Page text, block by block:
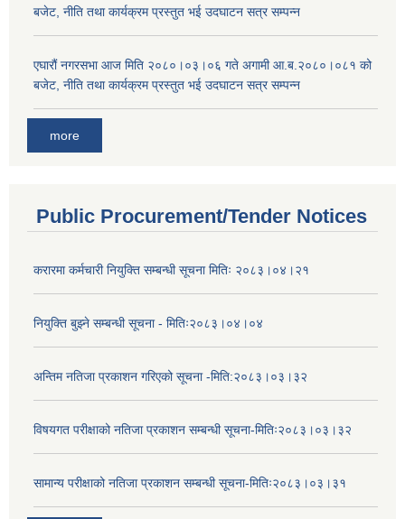
बजेट, नीति तथा कार्यक्रम प्रस्तुत भई उदघाटन सत्र सम्पन्न
एघारौं नगरसभा आज मिति २०८०।०३।०६ गते अगामी आ.ब.२०८०।०८१ को
बजेट, नीति तथा कार्यक्रम प्रस्तुत भई उदघाटन सत्र सम्पन्न
more
Public Procurement/Tender Notices
करारमा कर्मचारी नियुक्ति सम्बन्धी सूचना मितिः २०८३।०४।२१
नियुक्ति बुझ्ने सम्बन्धी सूचना - मितिः२०८३।०४।०४
अन्तिम नतिजा प्रकाशन गरिएको सूचना -मिति:२०८३।०३।३२
विषयगत परीक्षाको नतिजा प्रकाशन सम्बन्धी सूचना-मितिः२०८३।०३।३२
सामान्य परीक्षाको नतिजा प्रकाशन सम्बन्धी सूचना-मितिः२०८३।०३।३१